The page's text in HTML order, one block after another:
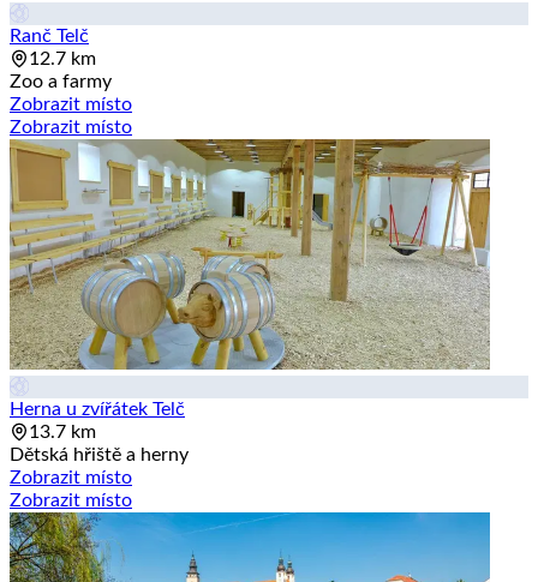
Ranč Telč
12.7 km
Zoo a farmy
Zobrazit místo
Zobrazit místo
Herna u zvířátek Telč
13.7 km
Dětská hřiště a herny
Zobrazit místo
Zobrazit místo